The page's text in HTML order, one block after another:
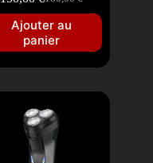
Ajouter au
panier